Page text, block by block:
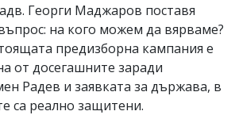
Георги Маджаров поставя
на кого можем да вярваме?
предизборна кампания е
от досегашните заради
Радев и заявката за държава, в
са реално защитени.